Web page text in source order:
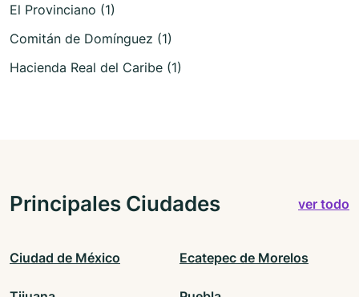
El Provinciano (1)
Comitán de Domínguez (1)
Hacienda Real del Caribe (1)
Principales Ciudades ver todo
Ciudad de México Ecatepec de Morelos